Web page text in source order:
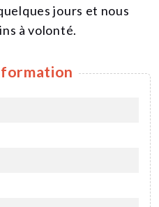
jours et nous
à volonté.